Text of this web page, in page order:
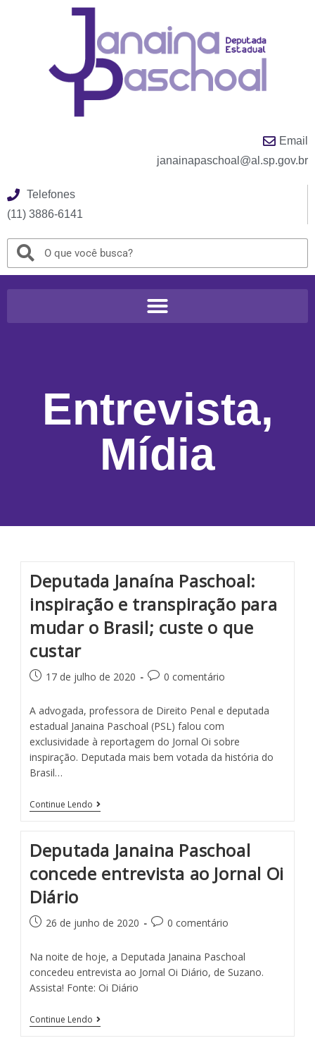
Email
janainapaschoal@al.sp.gov.br
Telefones
(11) 3886-6141
Entrevista,
Mídia
Deputada Janaína Paschoal:
inspiração e transpiração para
mudar o Brasil; custe o que
custar
17 de julho de 2020 0 comentário
A advogada, professora de Direito Penal e deputada
estadual Janaina Paschoal (PSL) falou com
exclusividade à reportagem do Jornal Oi sobre
inspiração. Deputada mais bem votada da história do
Brasil…
Continue Lendo
Deputada Janaina Paschoal
concede entrevista ao Jornal Oi
Diário
26 de junho de 2020 0 comentário
Na noite de hoje, a Deputada Janaina Paschoal
concedeu entrevista ao Jornal Oi Diário, de Suzano.
Assista! Fonte: Oi Diário
Continue Lendo